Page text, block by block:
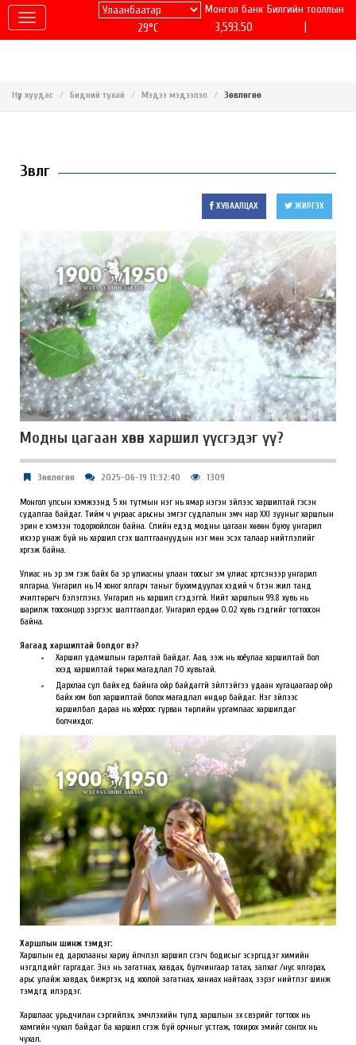
29°C
Монгол банк
3,593.50
Билгийн тооллын
Нүүр хуудас Бидний тухай Мэдээ мэдээлэл Зөвлөгөө
Зөвлөгөө
ХУВААЛЦАХ ЖИРГЭХ
Модны цагаан хөвөн харшил үүсгэдэг үү?
Зөвлөгөө 2025-06-19 11:32:40 1309
Монгол улсын хэмжээнд 5 хүн тутмын нэг нь ямар нэгэн зүйлээс харшилтай гэсэн
судалгаа байдаг. Тийм ч учраас арьсны эмгэг судлалын эмч нар XXI зууныг харшлын
эрин үе хэмээн тодорхойлсон байна. Сүүлийн үеүдэд модны цагаан хөвөн буюу унгарил
ихээр унаж буй нь харшил үүсгэх шалтгаануудын нэг мөн эсэх талаар нийтлэлийг
хүргэж байна.
Улиас нь эр эм гэж байх ба эр улиасны улаан тоосыг эм улиас хүртсэнээр унгарил
ялгарна. Унгарил нь 14 хоног ялгарч таныг бухимдуулах хэдий ч бүтэн жил танд
хүчилтөрөгч бэлэглэнэ. Унгарил нь харшил үүсгэдэггүй. Нийт харшлын 99.8 хувь нь
шарилж тоосонцор зэргээс шалтгаалдаг. Унгарил ердөө 0.02 хувь гэдгийг тогтоосон
байна.
Яагаад харшилтай болдог вэ?
Харшил удамшлын гаралтай байдаг. Аав, ээж нь хоёулаа харшилтай бол
хүүхэд харшилтай төрөх магадлал 70 хувьтай.
Дархлаа сул байх үед байнга ойр байдаггүй зүйлтэйгээ удаан хугацаагаар ойр
байх юм бол харшилтай болох магадлал өндөр байдаг. Нэг зүйлээс
харшилбал дараа нь хоёроос гурван төрлийн ургамлаас харшилдаг
болчихдог.
Харшлын шинж тэмдэг:
Харшлын үед дархлааны хариу үйлчлэл харшил үүсгэгч бодисыг эсэргүүцдэг химийн
нэгдлүүдийг гаргадаг. Энэ нь загатнах, хавдах, булчингаар татах, залхаг /нус ялгарах,
арьс улайж хавдах, бижрүүтэх, нүд хоолой загатнах, ханиах найтаах, зэрэг нийтлэг шинж
тэмдгүүд илэрдэг.
Харшлаас урьдчилан сэргийлэх, эмчлэхийн тулд харшлын эх үүсвэрийг тогтоох нь
хамгийн чухал байдаг ба харшил үүсгэж буй орчныг устгаж, тохирох эмийг сонгох нь
чухал.